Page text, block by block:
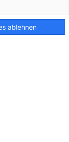
ablehnen